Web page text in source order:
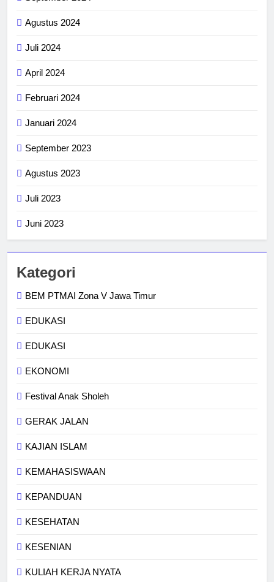
Agustus 2024
Juli 2024
April 2024
Februari 2024
Januari 2024
September 2023
Agustus 2023
Juli 2023
Juni 2023
Kategori
BEM PTMAI Zona V Jawa Timur
EDUKASI
EDUKASI
EKONOMI
Festival Anak Sholeh
GERAK JALAN
KAJIAN ISLAM
KEMAHASISWAAN
KEPANDUAN
KESEHATAN
KESENIAN
KULIAH KERJA NYATA